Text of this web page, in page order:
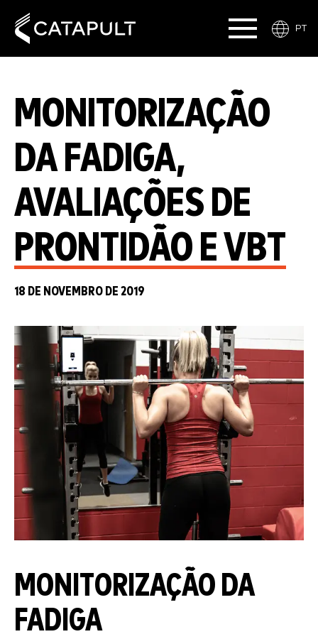
PT
MONITORIZAÇÃO
DA FADIGA,
AVALIAÇÕES DE
PRONTIDÃO E VBT
18 DE NOVEMBRO DE 2019
MONITORIZAÇÃO DA
FADIGA